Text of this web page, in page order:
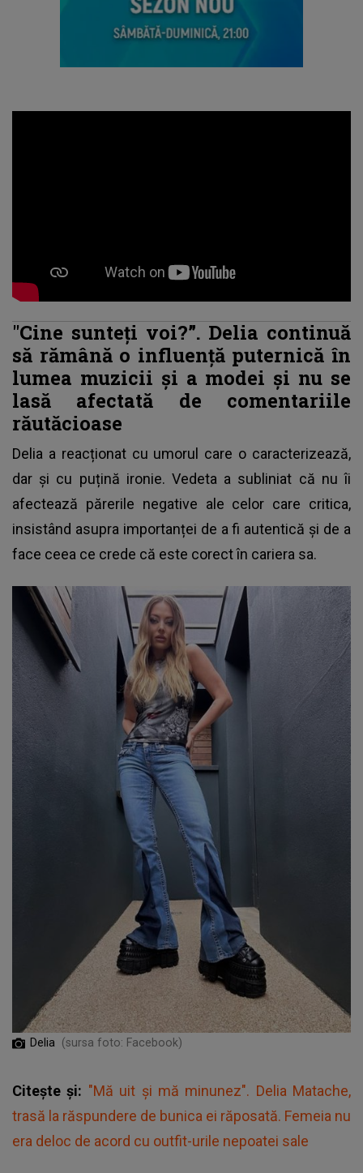
"Cine sunteți voi?”. Delia continuă
să rămână o influență puternică în
lumea muzicii și a modei și nu se
lasă afectată de comentariile
răutăcioase
Delia a reacționatcu umorul care o caracterizează,
dar și cu puțină ironie. Vedeta a subliniat că nu îi
afectează părerile negative ale celor care critica,
insistând asupra importanței de a fi autentică și de a
face ceea ce crede că este corect în cariera sa.
Delia (sursa foto: Facebook)
Citește și: "Mă uit și mă minunez". Delia Matache,
trasă la răspundere de bunica ei răposată. Femeia nu
era deloc de acord cu outfit-urile nepoatei sale